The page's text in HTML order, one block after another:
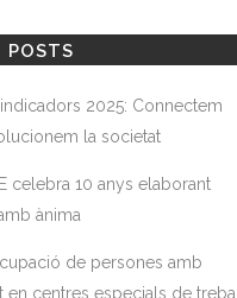
POSTS
2025: Connectem
la societat
celebra 10 anys elaborant
ànima
de persones amb
en centres especials de treball